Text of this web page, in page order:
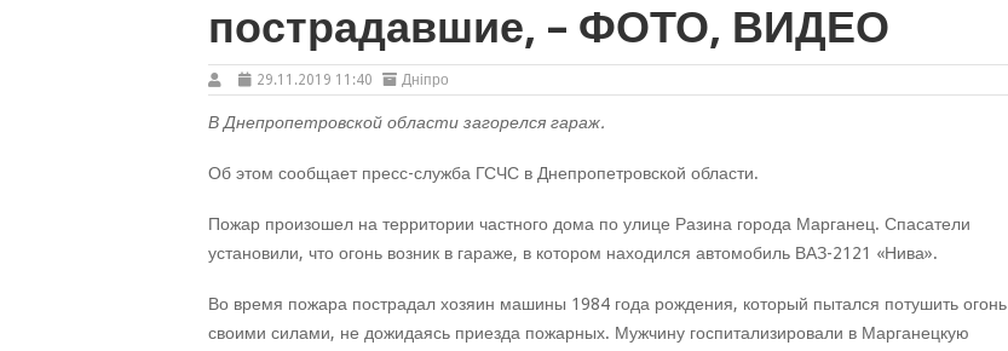
пострадавшие, – ФОТО, ВИДЕО
29.11.2019 11:40 Дніпро
В Днепропетровской области загорелся гараж.
Об этом сообщает пресс-служба ГСЧС в Днепропетровской области.
Пожар произошел на территории частного дома по улице Разина города Марганец. Спасатели
установили, что огонь возник в гараже, в котором находился автомобиль ВАЗ-2121 «Нива».
Во время пожара пострадал хозяин машины 1984 года рождения, который пытался потушить огонь
своими силами, не дожидаясь приезда пожарных. Мужчину госпитализировали в Марганецкую